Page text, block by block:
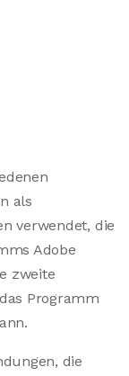
als
verwendet, die
Adobe
zweite
Programm
die